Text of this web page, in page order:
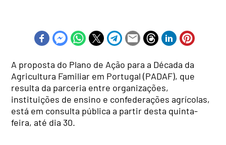
A proposta do Plano de Ação para a Década da
Agricultura Familiar em Portugal (PADAF), que
resulta da parceria entre organizações,
instituições de ensino e confederações agrícolas,
está em consulta pública a partir desta quinta-
feira, até dia 30.